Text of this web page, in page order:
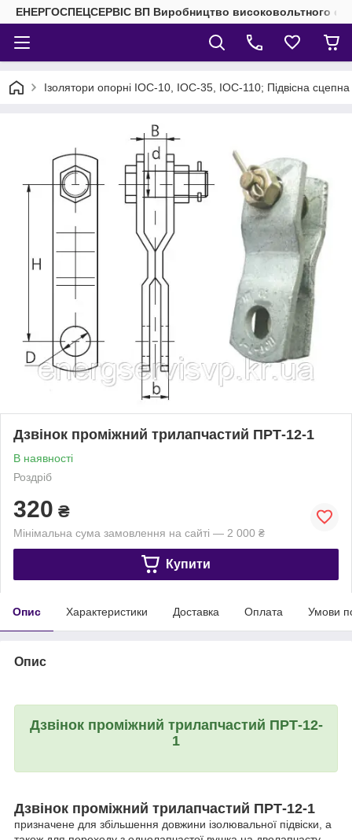
ЕНЕРГОСПЕЦСЕРВІС ВП Виробництво високовольтного
Ізолятори опорні ІОС-10, ІОС-35, ІОС-110; Підвісна сцепна
Дзвінок проміжний трилапчастий ПРТ-12-1
В наявності
Роздріб
320 ₴
Мінімальна сума замовлення на сайті — 2 000 ₴
Купити
Опис Характеристики Доставка Оплата Умови
Опис
Дзвінок проміжний трилапчастий ПРТ-12-
1
Дзвінок проміжний трилапчастий ПРТ-12-1
призначене для збільшення довжини ізолювальної підвіски, а